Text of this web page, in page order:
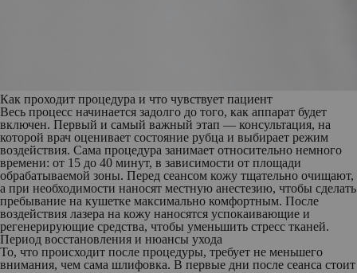
Как проходит процедура и что чувствует пациент
Весь процесс начинается задолго до того, как аппарат будет
включен. Первый и самый важный этап — консультация, на
которой врач оценивает состояние рубца и выбирает режим
воздействия. Сама процедура занимает относительно немного
времени: от 15 до 40 минут, в зависимости от площади
обрабатываемой зоны. Перед сеансом кожу тщательно очищают,
а при необходимости наносят местную анестезию, чтобы сделать
пребывание на кушетке максимально комфортным. После
воздействия лазера на кожу наносятся успокаивающие и
регенерирующие средства, чтобы уменьшить стресс тканей.
Период восстановления и нюансы ухода
То, что происходит после процедуры, требует не меньшего
внимания, чем сама шлифовка. В первые дни после сеанса стоит